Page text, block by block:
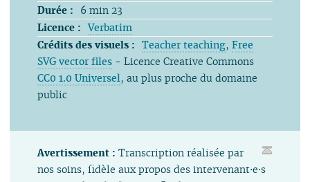
Durée :
6 min 23
Licence : Verbatim
Crédits des visuels : Teacher teaching,Free
SVG vector files - Licence Creative Commons
CC0 1.0 Universel, au plus proche du domaine
public
Avertissement :Transcription réalisée par
nos soins, fidèle aux propos des intervenant⋅e⋅s